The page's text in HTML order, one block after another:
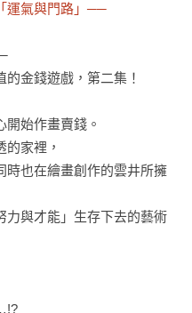
運氣與門路」──
金錢遊戲，第二集！
始作畫賣錢。
家裡，
時也在繪畫創作的雲井所擁
力與才能」生存下去的藝術